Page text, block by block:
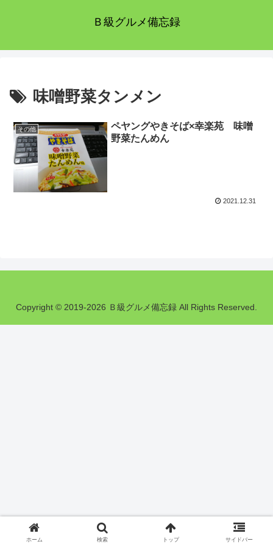
Ｂ級グルメ備忘録
味噌野菜タンメン
その他
ペヤングやきそば×幸楽苑 味噌
野菜たんめん
2021.12.31
Copyright © 2019-2026 Ｂ級グルメ備忘録 All Rights Reserved.
ホーム 検索 トップ サイドバー